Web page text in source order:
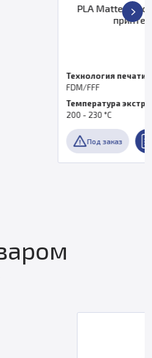
Matte пластик SUNLU для 3D
экструдера, °C